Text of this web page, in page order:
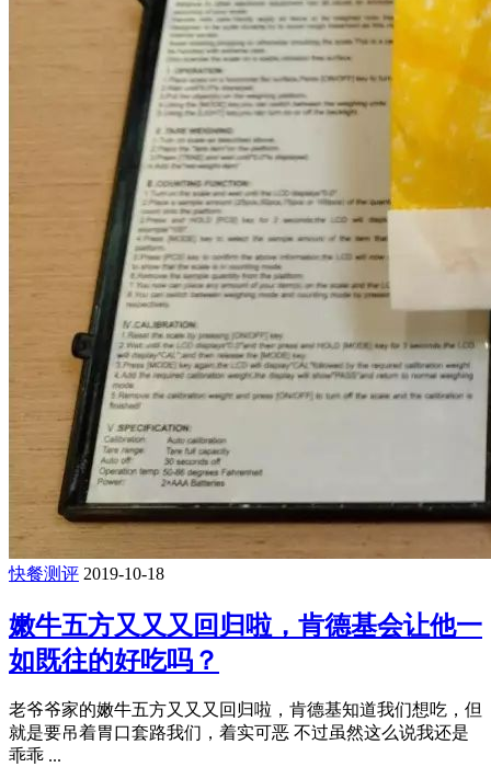
快餐测评 2019-10-18
嫩牛五方又又又回归啦，肯德基会让他一
如既往的好吃吗？
老爷爷家的嫩牛五方又又又回归啦，肯德基知道我们想吃，但
就是要吊着胃口套路我们，着实可恶 不过虽然这么说我还是
乖乖 ...